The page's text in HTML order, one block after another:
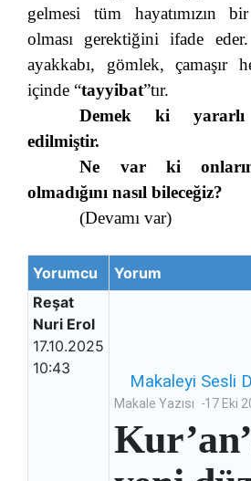
gelmesi tüm hayatımızın
olması gerektiğini ifade
ayakkabı, gömlek, çamaşır
içinde “tayyibat”tır.
Demek ki
edilmiştir.
Ne var ki
olmadığını nasıl bileceğiz?
(Devamı var)
Yorumcu
Yorum
Reşat
Nuri Erol
17.10.2025
10:43
Makaleyi Sesli
Makale Yazısı -17 Eki